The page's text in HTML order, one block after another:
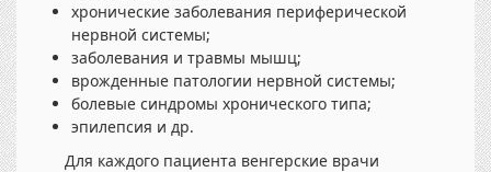
хронические заболевания периферической
нервной системы;
заболевания и травмы мышц;
врожденные патологии нервной системы;
болевые синдромы хронического типа;
эпилепсия и др.
Для каждого пациента венгерские врачи